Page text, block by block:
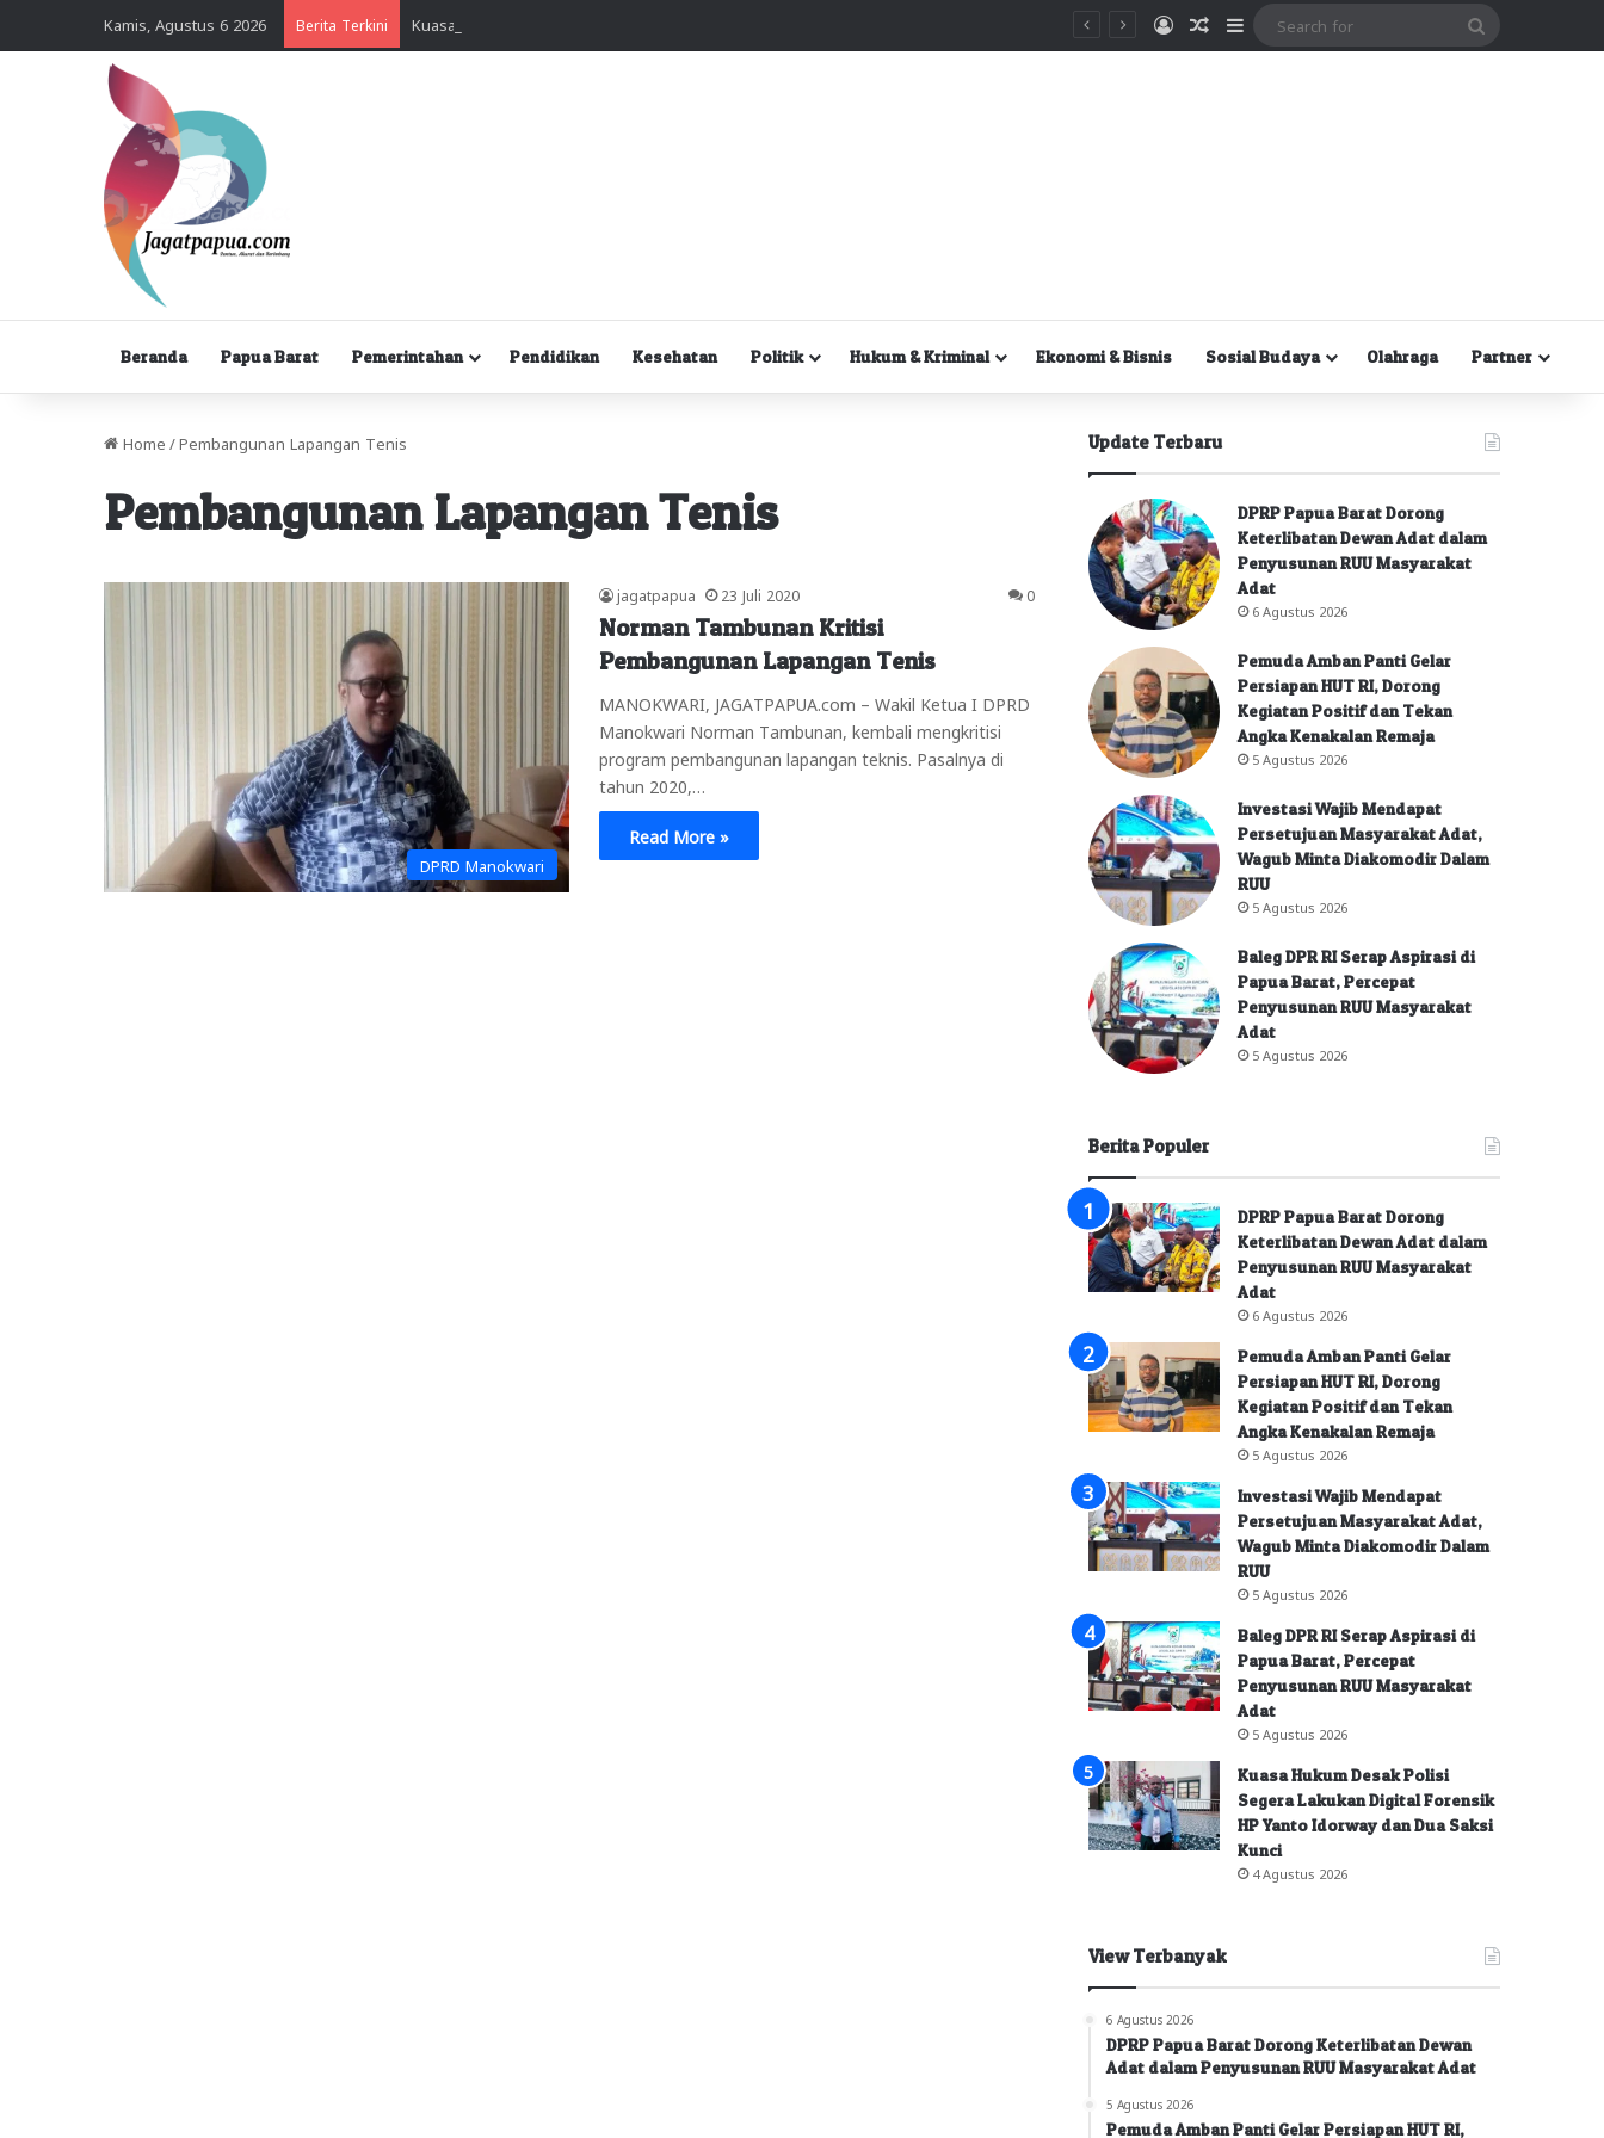
Kamis, Agustus 6 2026 Berita Terkini MasukRandom Article
Sidebar
Beranda Papua Barat Pemerintahan Pendidikan Kesehatan Politik Hukum & Kriminal Ekonomi & Bisnis Sosial Budaya Olahraga Partner
Home / Pembangunan Lapangan Tenis
Pembangunan Lapangan Tenis
DPRD Manokwari
jagatpapua 23 Juli 2020 0
Norman Tambunan Kritisi
Pembangunan Lapangan Tenis
MANOKWARI, JAGATPAPUA.com – Wakil Ketua I DPRD
Manokwari Norman Tambunan, kembali mengkritisi
program pembangunan lapangan teknis. Pasalnya di
tahun 2020,…
Read More »
Update Terbaru
DPRP Papua Barat Dorong
Keterlibatan Dewan Adat dalam
Penyusunan RUU Masyarakat
Adat
6 Agustus 2026
Pemuda Amban Panti Gelar
Persiapan HUT RI, Dorong
Kegiatan Positif dan Tekan
Angka Kenakalan Remaja
5 Agustus 2026
Investasi Wajib Mendapat
Persetujuan Masyarakat Adat,
Wagub Minta Diakomodir Dalam
RUU
5 Agustus 2026
Baleg DPR RI Serap Aspirasi di
Papua Barat, Percepat
Penyusunan RUU Masyarakat
Adat
5 Agustus 2026
Berita Populer
DPRP Papua Barat Dorong
Keterlibatan Dewan Adat dalam
Penyusunan RUU Masyarakat
Adat
6 Agustus 2026
Pemuda Amban Panti Gelar
Persiapan HUT RI, Dorong
Kegiatan Positif dan Tekan
Angka Kenakalan Remaja
5 Agustus 2026
Investasi Wajib Mendapat
Persetujuan Masyarakat Adat,
Wagub Minta Diakomodir Dalam
RUU
5 Agustus 2026
Baleg DPR RI Serap Aspirasi di
Papua Barat, Percepat
Penyusunan RUU Masyarakat
Adat
5 Agustus 2026
Kuasa Hukum Desak Polisi
Segera Lakukan Digital Forensik
HP Yanto Idorway dan Dua Saksi
Kunci
4 Agustus 2026
View Terbanyak
6 Agustus 2026
DPRP Papua Barat Dorong Keterlibatan Dewan
Adat dalam Penyusunan RUU Masyarakat Adat
5 Agustus 2026
Pemuda Amban Panti Gelar Persiapan HUT RI,